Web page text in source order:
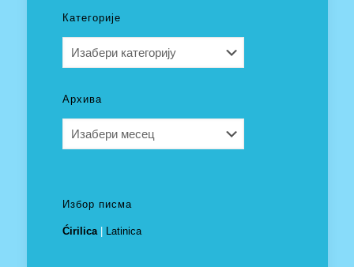
Категорије
Архива
Избор писма
Ćirilica| Latinica